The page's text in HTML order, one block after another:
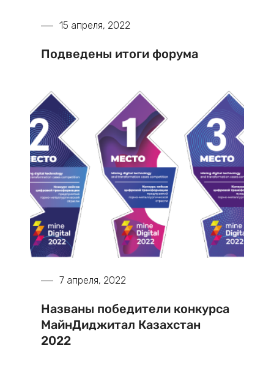
15 апреля, 2022
Подведены итоги форума
7 апреля, 2022
Названы победители конкурса
МайнДиджитал Казахстан
2022